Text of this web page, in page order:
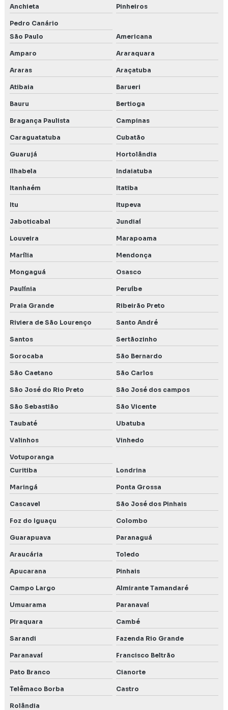
Orçamento licenciamento ambiental
Outorga da água
Outorga de uso da água
PCA Licenciamento ambiental
PCA plano de controle ambiental
Plano de controle e monitoramento ambiental
Poço de monitoramento de água subterrânea
Poço de monitoramento posto de combustível
Precend
Preço estudo de impacto de vizinhança
Preço inventário florestal
Preço de licença ambiental
Projeto técnico de reconstituição da flora
Rca relatório de controle ambiental
Relatório ambiental
Relatório ambiental em Belo Horizonte MG
Relatório de controle ambiental
Relatório de impacto ambiental rima
Relatório de impacto no patrimônio cultural
Relatório e plano de controle ambiental
Renovação de licença ambiental
Rima relatório de impacto ambiental
Serviço de autorização para intervenções ambientais
Serviço de consultoria ambiental
Serviço de ensaio de estanqueidade de condutas
Serviço de licenciamento ambiental
Serviço de precend
Serviços de engenharia ambiental
Anchieta Pinheiros
Pedro Canário
São Paulo
Americana
Amparo Araraquara
Araras Araçatuba
Atibaia Barueri
Bauru Bertioga
Bragança Paulista Campinas
Caraguatatuba Cubatão
Guarujá Hortolândia
Ilhabela Indaiatuba
Itanhaém Itatiba
Itu Itupeva
Jaboticabal Jundiaí
Louveira Marapoama
Marília Mendonça
Mongaguá Osasco
Paulínia Peruíbe
Praia Grande Ribeirão Preto
Riviera de São Lourenço Santo André
Santos Sertãozinho
Sorocaba São Bernardo
São Caetano São Carlos
São José do Rio Preto São José dos campos
São Sebastião São Vicente
Taubaté Ubatuba
Valinhos Vinhedo
Votuporanga
Curitiba
Londrina
Maringá Ponta Grossa
Cascavel São José dos Pinhais
Foz do Iguaçu Colombo
Guarapuava Paranaguá
Araucária Toledo
Apucarana Pinhais
Campo Largo Almirante Tamandaré
Umuarama Paranavaí
Piraquara Cambé
Sarandi Fazenda Rio Grande
Paranavaí Francisco Beltrão
Pato Branco Cianorte
Telêmaco Borba Castro
Rolândia